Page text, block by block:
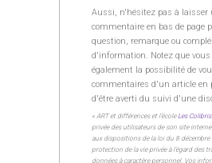
Aussi, n'hésitez pas à laisser
commentaire en bas de page
question, remarque ou
d'information. Notez que vous
également la possibilité de
commentaires d'un article en
d'être averti du suivi d'une
« ART et différences et l’école Les Colibris
privée des utilisateurs de son site
aux dispositions de la loi du 8 décembre
protection de la vie privée à l’égard des
données à caractère personnel. Vos